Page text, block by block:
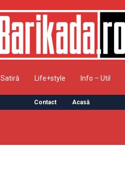
Satiră Life+style Info – Util
Contact Acasă